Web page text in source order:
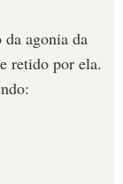
da agonia da
retido por ela.